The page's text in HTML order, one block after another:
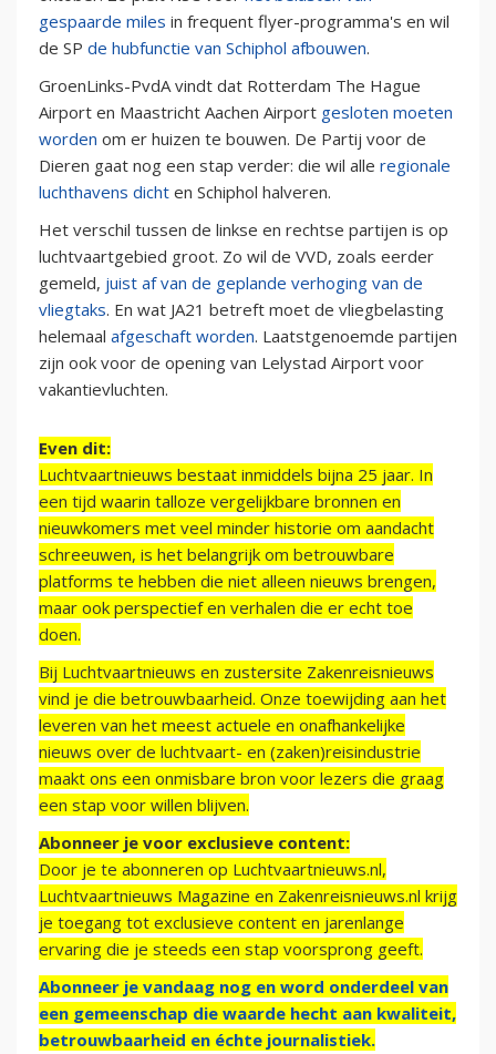
gespaarde miles in frequent flyer-programma's en wil
de SP de hubfunctie van Schiphol afbouwen.
GroenLinks-PvdA vindt dat Rotterdam The Hague
Airport en Maastricht Aachen Airport gesloten moeten
worden om er huizen te bouwen. De Partij voor de
Dieren gaat nog een stap verder: die wil alle regionale
luchthavens dicht en Schiphol halveren.
Het verschil tussen de linkse en rechtse partijen is op
luchtvaartgebied groot. Zo wil de VVD, zoals eerder
gemeld, juist af van de geplande verhoging van de
vliegtaks. En wat JA21 betreft moet de vliegbelasting
helemaal afgeschaft worden. Laatstgenoemde partijen
zijn ook voor de opening van Lelystad Airport voor
vakantievluchten.
Even dit:
Luchtvaartnieuws bestaat inmiddels bijna 25 jaar. In
een tijd waarin talloze vergelijkbare bronnen en
nieuwkomers met veel minder historie om aandacht
schreeuwen, is het belangrijk om betrouwbare
platforms te hebben die niet alleen nieuws brengen,
maar ook perspectief en verhalen die er echt toe
doen.
Bij Luchtvaartnieuws en zustersite Zakenreisnieuws
vind je die betrouwbaarheid. Onze toewijding aan het
leveren van het meest actuele en onafhankelijke
nieuws over de luchtvaart- en (zaken)reisindustrie
maakt ons een onmisbare bron voor lezers die graag
een stap voor willen blijven.
Abonneer je voor exclusieve content:
Door je te abonneren op Luchtvaartnieuws.nl,
Luchtvaartnieuws Magazine en Zakenreisnieuws.nl krijg
je toegang tot exclusieve content en jarenlange
ervaring die je steeds een stap voorsprong geeft.
Abonneer je vandaag nog en word onderdeel van
een gemeenschap die waarde hecht aan kwaliteit,
betrouwbaarheid en échte journalistiek.